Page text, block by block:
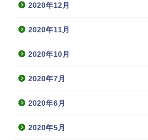
2020年12月
2020年11月
2020年10月
2020年7月
2020年6月
2020年5月